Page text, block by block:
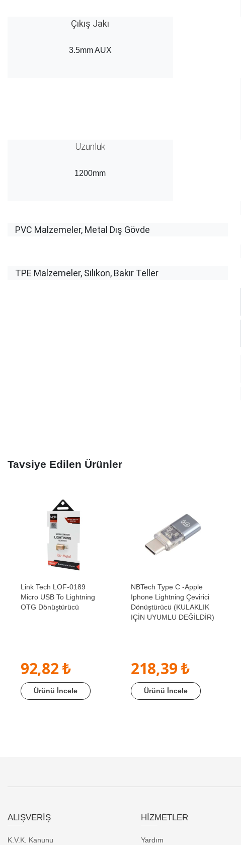
Çıkış Jakı
3.5mm AUX
Uzunluk
1200mm
PVC Malzemeler, Metal Dış Gövde
TPE Malzemeler, Silikon, Bakır Teller
Tavsiye Edilen Ürünler
Link Tech LOF-0189
Micro USB To Lightning
OTG Dönüştürücü
92,82 ₺
Ürünü İncele
NBTech Type C -Apple
Iphone Lightning Çevirici
Dönüştürücü (KULAKLIK
IÇİN UYUMLU DEĞİLDİR)
218,39 ₺
Ürünü İncele
ALIŞVERİŞ
K.V.K. Kanunu
HİZMETLER
Yardım